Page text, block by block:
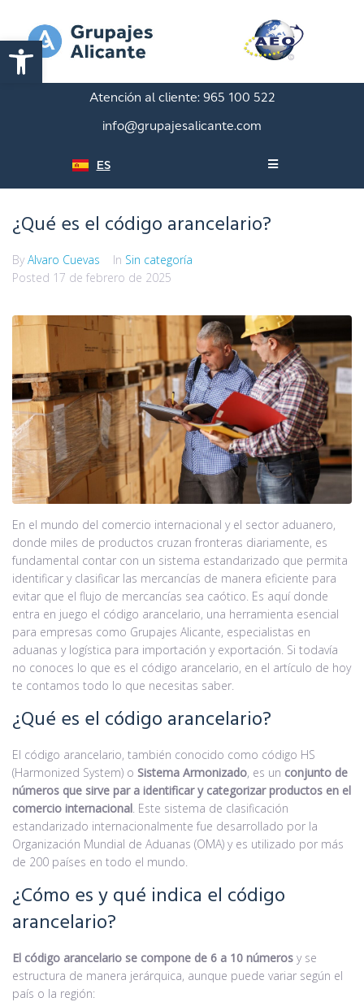
Abrir barra de herramientas
Atención al cliente: 965 100 522
info@grupajesalicante.com
ES
¿Qué es el código arancelario?
By Alvaro Cuevas In Sin categoría
Posted 17 de febrero de 2025
En el mundo del comercio internacional y el sector aduanero,
donde miles de productos cruzan fronteras diariamente, es
fundamental contar con un sistema estandarizado que permita
identificar y clasificar las mercancías de manera eficiente para
evitar que el flujo de mercancías sea caótico. Es aquí donde
entra en juego el código arancelario, una herramienta esencial
para empresas como Grupajes Alicante, especialistas en
aduanas y logística para importación y exportación. Si todavía
no conoces lo que es el código arancelario, en el artículo de hoy
te contamos todo lo que necesitas saber.
¿Qué es el código arancelario?
El código arancelario, también conocido como código HS
(Harmonized System) o Sistema Armonizado, es un conjunto de
números que sirve par a identificar y categorizar productos en el
comercio internacional . Este sistema de clasificación
estandarizado internacionalmente fue desarrollado por la
Organización Mundial de Aduanas (OMA) y es utilizado por más
de 200 países en todo el mundo.
¿Cómo es y qué indica el código
arancelario?
El código arancelario se compone de 6 a 10 números y se
estructura de manera jerárquica, aunque puede variar según el
país o la región: